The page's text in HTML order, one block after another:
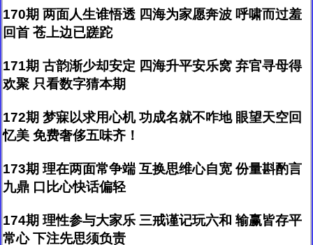
170期 两面人生谁悟透 四海为家愿奔波 呼啸而过羞
回首 苍上边已蹉跎
171期 古韵渐少却安定 四海升平安乐窝 弃官寻母得
欢聚 只看数字猜本期
172期 梦寐以求用心机 功成名就不咋地 眼望天空回
忆美 免费奢侈五味齐！
173期 理在两面常争端 互换思维心自宽 份量斟酌言
九鼎 口比心快话偏轻
174期 理性参与大家乐 三戒谨记玩六和 输赢皆存平
常心 下注先思须负责